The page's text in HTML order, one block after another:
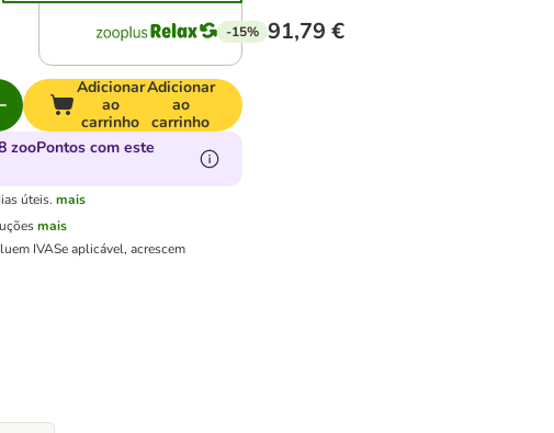
-15% 91,79 €
Adicionar
ao
carrinho
Adicionar
ao
carrinho
zooPontos com este
úteis. mais
mais
IVASe aplicável, acrescem